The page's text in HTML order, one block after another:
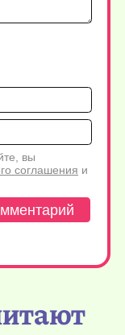
Имя*
вы
соглашения и